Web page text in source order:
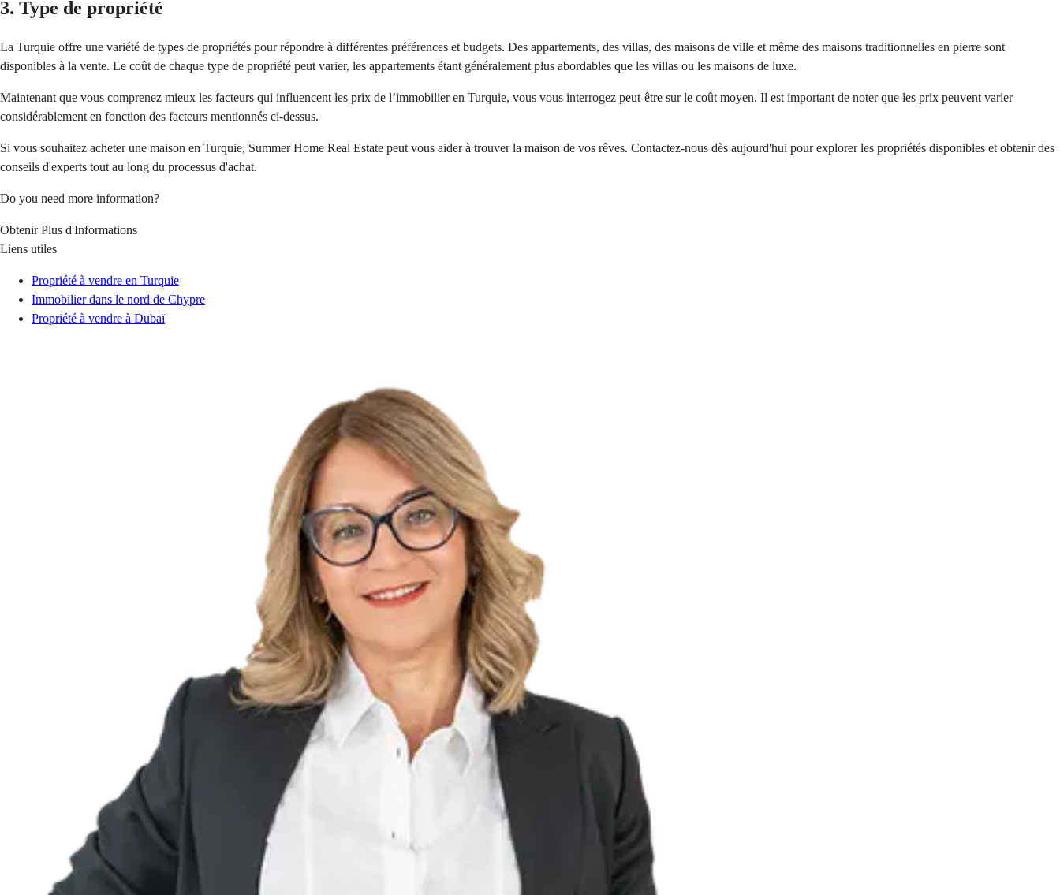
3. Type de propriété
La Turquie offre une variété de types de propriétés pour répondre à différentes préférences et budgets. Des appartements, des villas, des maisons de ville et même des maisons traditionnelles en pierre sont
disponibles à la vente. Le coût de chaque type de propriété peut varier, les appartements étant généralement plus abordables que les villas ou les maisons de luxe.
Maintenant que vous comprenez mieux les facteurs qui influencent les prix de l’immobilier en Turquie, vous vous interrogez peut-être sur le coût moyen. Il est important de noter que les prix peuvent varier
considérablement en fonction des facteurs mentionnés ci-dessus.
Si vous souhaitez acheter une maison en Turquie, Summer Home Real Estate peut vous aider à trouver la maison de vos rêves. Contactez-nous dès aujourd'hui pour explorer les propriétés disponibles et obtenir des
conseils d'experts tout au long du processus d'achat.
Do you need more information?
Obtenir Plus d'Informations
Liens utiles
Propriété à vendre en Turquie
Immobilier dans le nord de Chypre
Propriété à vendre à Dubaï